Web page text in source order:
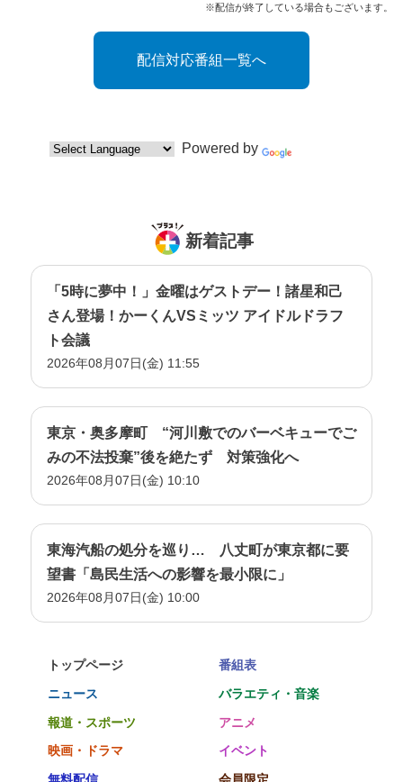
※配信が終了している場合もございます。
配信対応番組一覧へ
Powered by
新着記事
「5時に夢中！」金曜はゲストデー！諸星和己
さん登場！かーくんVSミッツ アイドルドラフ
ト会議
2026年08月07日(金) 11:55
東京・奥多摩町 “河川敷でのバーベキューでご
みの不法投棄”後を絶たず 対策強化へ
2026年08月07日(金) 10:10
東海汽船の処分を巡り… 八丈町が東京都に要
望書「島民生活への影響を最小限に」
2026年08月07日(金) 10:00
トップページ
番組表
ニュース
バラエティ・音楽
報道・スポーツ
アニメ
映画・ドラマ
イベント